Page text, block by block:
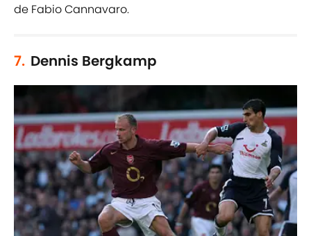
de Fabio Cannavaro.
7. Dennis Bergkamp